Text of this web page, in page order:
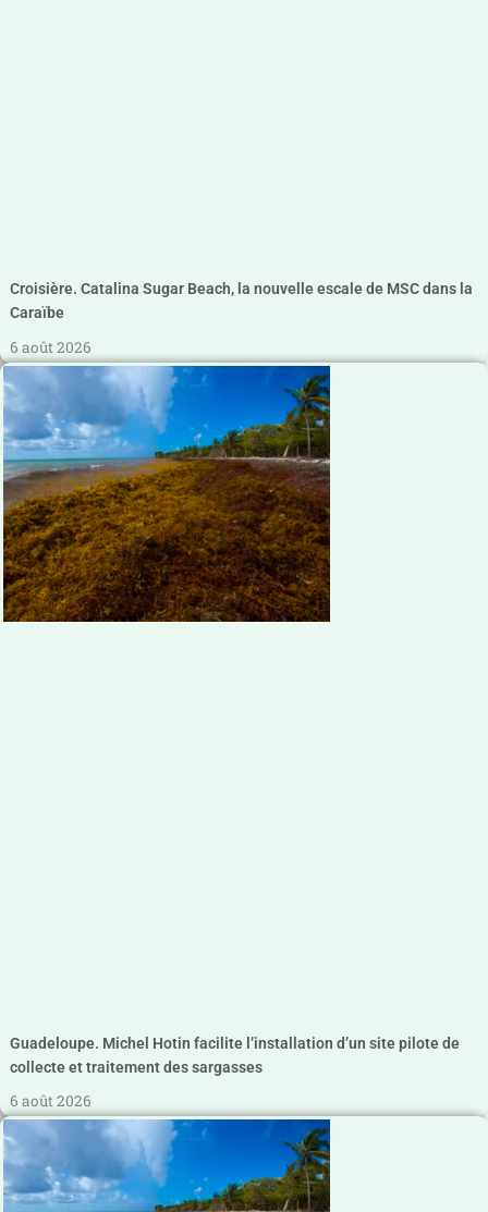
Croisière. Catalina Sugar Beach, la nouvelle escale de MSC dans la
Caraïbe
6 août 2026
Guadeloupe. Michel Hotin facilite l’installation d’un site pilote de
collecte et traitement des sargasses
6 août 2026